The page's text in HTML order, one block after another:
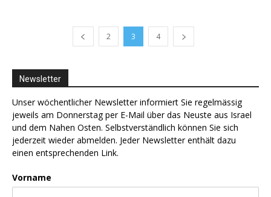
2 3 4
Newsletter
Unser wöchentlicher Newsletter informiert Sie regelmässig
jeweils am Donnerstag per E-Mail über das Neuste aus Israel
und dem Nahen Osten. Selbstverständlich können Sie sich
jederzeit wieder abmelden. Jeder Newsletter enthält dazu
einen entsprechenden Link.
Vorname